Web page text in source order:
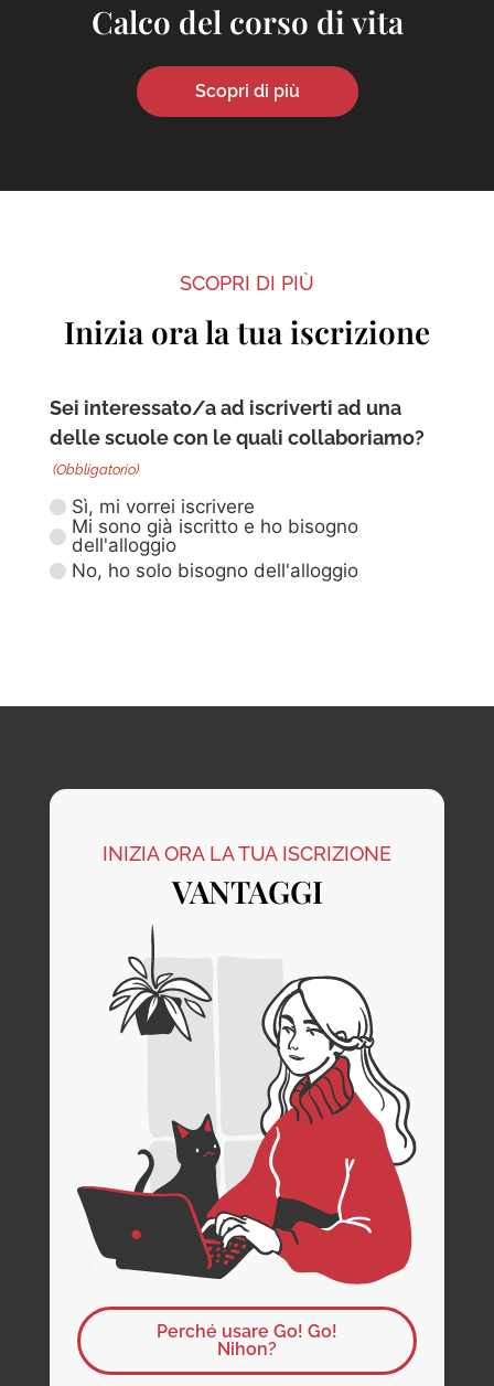
Calco del corso di vita
Scopri di più
SCOPRI DI PIÙ
Inizia ora la tua iscrizione
Sei interessato/a ad iscriverti ad una
delle scuole con le quali collaboriamo?
(Obbligatorio)
Sì, mi vorrei iscrivere
Mi sono già iscritto e ho bisogno
dell'alloggio
No, ho solo bisogno dell'alloggio
INIZIA ORA LA TUA ISCRIZIONE
VANTAGGI
Perché usare Go! Go!
Nihon?